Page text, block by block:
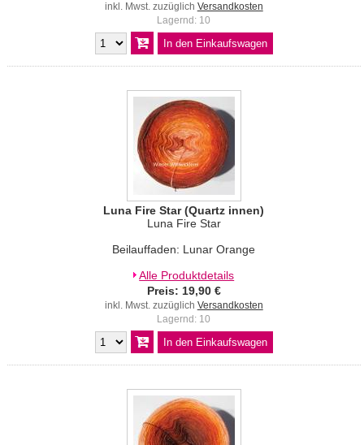
inkl. Mwst. zuzüglich Versandkosten
Lagernd: 10
Luna Fire Star (Quartz innen)
Luna Fire Star
Beilauffaden: Lunar Orange
Alle Produktdetails
Preis: 19,90 €
inkl. Mwst. zuzüglich Versandkosten
Lagernd: 10